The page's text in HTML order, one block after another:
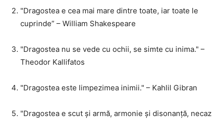
"Dragostea e cea mai mare dintre toate, iar toate le
cuprinde” – William Shakespeare
"Dragostea nu se vede cu ochii, se simte cu inima." –
Theodor Kallifatos
"Dragostea este limpezimea inimii." – Kahlil Gibran
"Dragostea e scut și armă, armonie și disonanță, necaz